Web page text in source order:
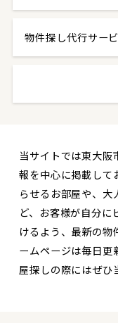
物件探し代行サー
当サイトでは東大
報を中心に掲載して
らせるお部屋や、
ど、お客様が自分
けるよう、最新の
ームページは毎日更
屋探しの際にはぜひ